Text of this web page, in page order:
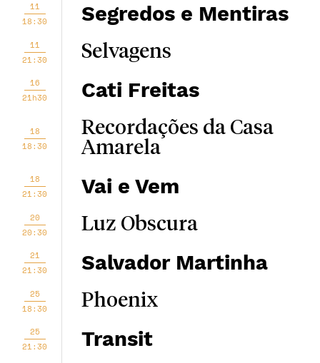
11
18:30
Segredos e Mentiras
11
21:30
Selvagens
16
21h30
Cati Freitas
18
18:30
Recordações da Casa
Amarela
18
21:30
Vai e Vem
20
20:30
Luz Obscura
21
21:30
Salvador Martinha
25
18:30
Phoenix
25
21:30
Transit